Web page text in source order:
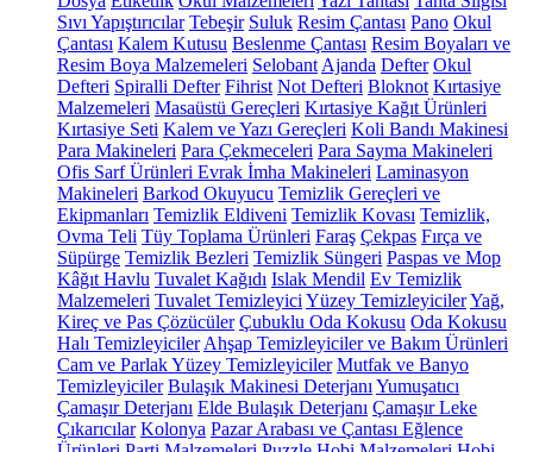
Sıvı Yapıştırıcılar Tebeşir Suluk Resim Çantası Pano Okul
Çantası Kalem Kutusu Beslenme Çantası Resim Boyaları ve
Resim Boya Malzemeleri Selobant Ajanda Defter Okul
Defteri Spiralli Defter Fihrist Not Defteri Bloknot Kırtasiye
Malzemeleri Masaüstü Gereçleri Kırtasiye Kağıt Ürünleri
Kırtasiye Seti Kalem ve Yazı Gereçleri Koli Bandı Makinesi
Para Makineleri Para Çekmeceleri Para Sayma Makineleri
Ofis Sarf Ürünleri Evrak İmha Makineleri Laminasyon
Makineleri Barkod Okuyucu Temizlik Gereçleri ve
Ekipmanları Temizlik Eldiveni Temizlik Kovası Temizlik,
Ovma Teli Tüy Toplama Ürünleri Faraş Çekpas Fırça ve
Süpürge Temizlik Bezleri Temizlik Süngeri Paspas ve Mop
Kâğıt Havlu Tuvalet Kağıdı Islak Mendil Ev Temizlik
Malzemeleri Tuvalet Temizleyici Yüzey TemizleyicilerYağ,
Kireç ve Pas Çözücüler Çubuklu Oda Kokusu Oda Kokusu
Halı Temizleyiciler Ahşap Temizleyiciler ve Bakım Ürünleri
Cam ve Parlak Yüzey Temizleyiciler Mutfak ve Banyo
Temizleyiciler Bulaşık Makinesi Deterjanı Yumuşatıcı
Çamaşır Deterjanı Elde Bulaşık Deterjanı Çamaşır Leke
Çıkarıcılar Kolonya Pazar Arabası ve Çantası Eğlence